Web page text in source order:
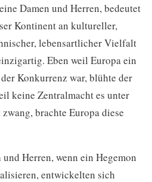
Damen und Herren, bedeutet
Kontinent an kultureller,
lebensartlicher Vielfalt
Eben weil Europa ein
Konkurrenz war, blühte der
keine Zentralmacht es unter
brachte Europa diese
Herren, wenn ein Hegemon
entwickelten sich